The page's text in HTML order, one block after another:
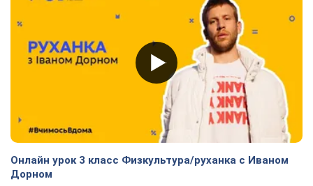
Онлайн урок 3 класс Физкультура/руханка с Иваном
Дорном